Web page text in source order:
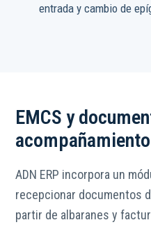
entrada y cambio de
EMCS y
acompañamiento
ADN ERP incorpora un
recepcionar documentos
partir de albaranes y